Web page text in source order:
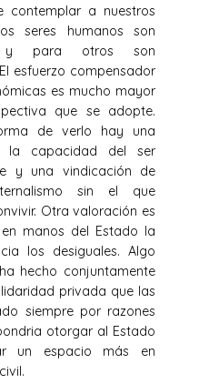
contemplar a nuestros
seres humanos son
y para otros son
esfuerzo compensador
es mucho mayor
que se adopte.
de verlo hay una
la capacidad del ser
y una vindicación de
sin el que
Otra valoración es
manos del Estado la
los desiguales. Algo
hecho conjuntamente
privada que las
siempre por razones
otorgar al Estado
un espacio más en